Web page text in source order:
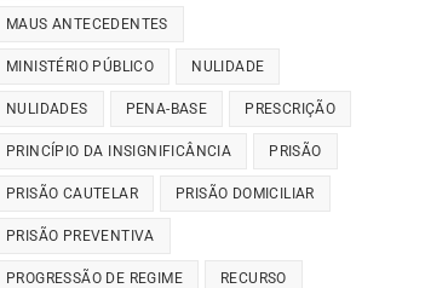
MAUS ANTECEDENTES
MINISTÉRIO PÚBLICO NULIDADE
NULIDADES PENA-BASE PRESCRIÇÃO
PRINCÍPIO DA INSIGNIFICÂNCIA PRISÃO
PRISÃO CAUTELAR PRISÃO DOMICILIAR
PRISÃO PREVENTIVA
PROGRESSÃO DE REGIME RECURSO